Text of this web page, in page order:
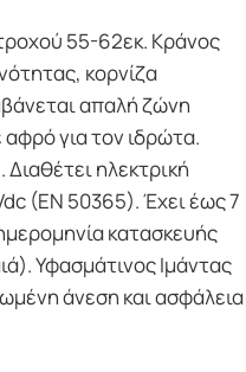
55-62εκ. Κράνος
κορνίζα
απαλή ζώνη
για τον ιδρώτα.
ηλεκτρική
(EN 50365). Έχει έως 7
κατασκευής
Υφασμάτινος Ιμάντας
άνεση και ασφάλεια